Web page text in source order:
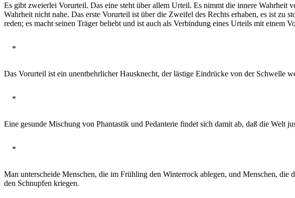
Es gibt zweierlei Vorurteil. Das eine steht über allem Urteil. Es nimmt die innere Wahrheit
Wahrheit nicht nahe. Das erste Vorurteil ist über die Zweifel des Rechts erhaben, es ist
reden; es macht seinen Träger beliebt und ist auch als Verbindung eines Urteils mit einem
*
Das Vorurteil ist ein unentbehrlicher Hausknecht, der lästige Eindrücke von der Schwelle
*
Eine gesunde Mischung von Phantastik und Pedanterie findet sich damit ab, daß die
*
Man unterscheide Menschen, die im Frühling den Winterrock ablegen, und Menschen,
den Schnupfen kriegen.